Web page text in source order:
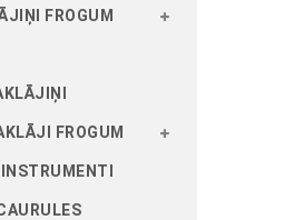
FROGUM
FROGUM